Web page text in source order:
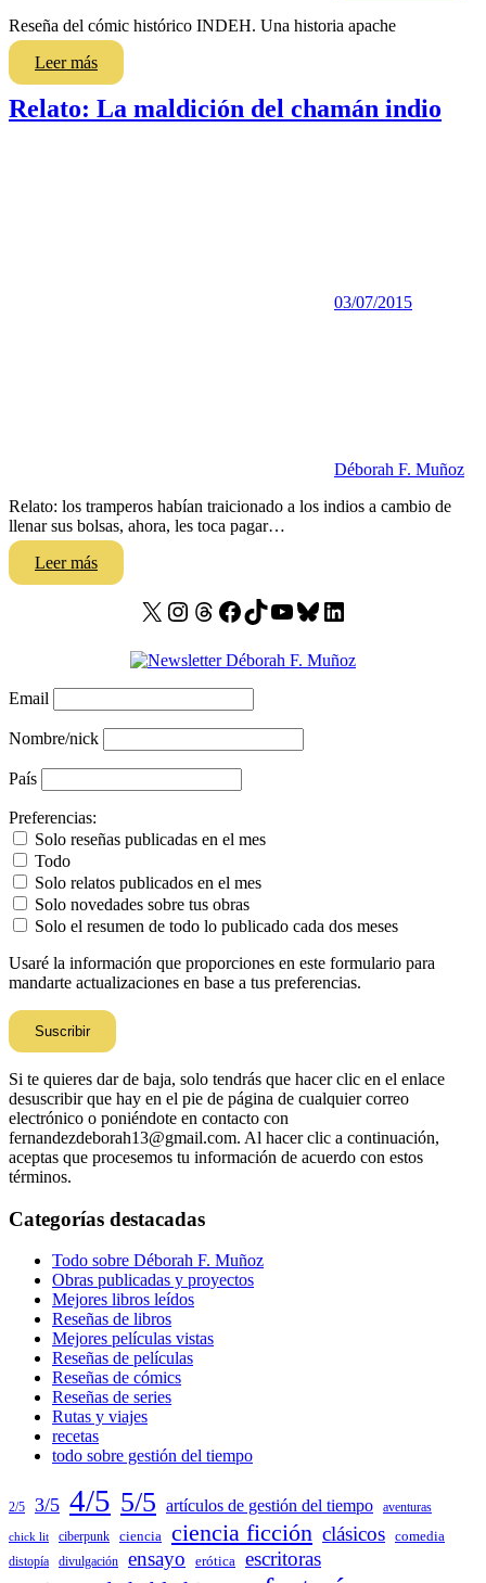
Reseña del cómic histórico INDEH. Una historia apache
Leer más
Relato: La maldición del chamán indio
03/07/2015
Déborah F. Muñoz
Relato: los tramperos habían traicionado a los indios a cambio de
llenar sus bolsas, ahora, les toca pagar…
Leer más
X Instagram
Threads
Facebook
TikTok
YouTube
Bluesky
LinkedIn
Email
Nombre/nick
País
Preferencias:
Solo reseñas publicadas en el mes
Todo
Solo relatos publicados en el mes
Solo novedades sobre tus obras
Solo el resumen de todo lo publicado cada dos meses
Usaré la información que proporciones en este formulario para
mandarte actualizaciones en base a tus preferencias.
Si te quieres dar de baja, solo tendrás que hacer clic en el enlace
desuscribir que hay en el pie de página de cualquier correo
electrónico o poniéndote en contacto con
fernandezdeborah13@gmail.com. Al hacer clic a continuación,
aceptas que procesemos tu información de acuerdo con estos
términos.
Categorías destacadas
Todo sobre Déborah F. Muñoz
Obras publicadas y proyectos
Mejores libros leídos
Reseñas de libros
Mejores películas vistas
Reseñas de películas
Reseñas de cómics
Reseñas de series
Rutas y viajes
recetas
todo sobre gestión del tiempo
2/5 3/5 4/5 5/5 artículos de gestión del tiempo aventuras
chick lit ciberpunk ciencia ciencia ficción clásicos comedia
distopía divulgación ensayo erótica escritoras